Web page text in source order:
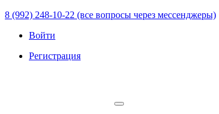
8 (992) 248-10-22 (все вопросы через мессенджеры)
Войти
Регистрация